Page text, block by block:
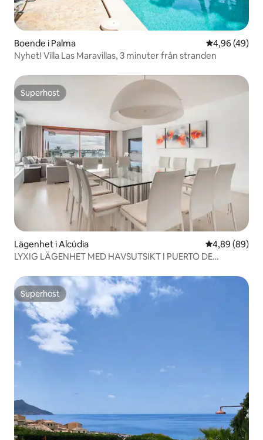
Boende i Palma 4,96 av 5 i
4,96 (49)
Nyhet! Villa Las Maravillas, 3 minuter från stranden
Superhost
Superhost
Lägenhet i Alcúdia 4,89 av 5 i
4,89 (89)
LYXIG LÄGENHET MED HAVSUTSIKT I PUERTO DE
Superhost
Superhost